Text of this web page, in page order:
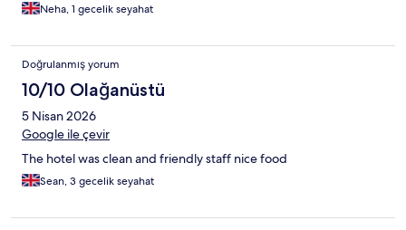
Neha, 1 gecelik seyahat
Doğrulanmış yorum
10/10 Olağanüstü
5 Nisan 2026
Google ile çevir
The hotel was clean and friendly staff nice food
Sean, 3 gecelik seyahat